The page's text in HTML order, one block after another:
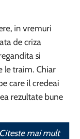
in vremuri
de criza
si
le traim. Chiar
care il credeai
rezultate bune
Citeste mai mult